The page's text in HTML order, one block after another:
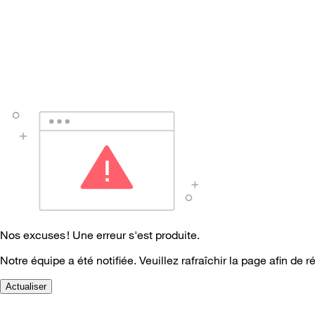
Nos excuses ! Une erreur s'est produite.
Notre équipe a été notifiée. Veuillez rafraîchir la page afin de
Actualiser